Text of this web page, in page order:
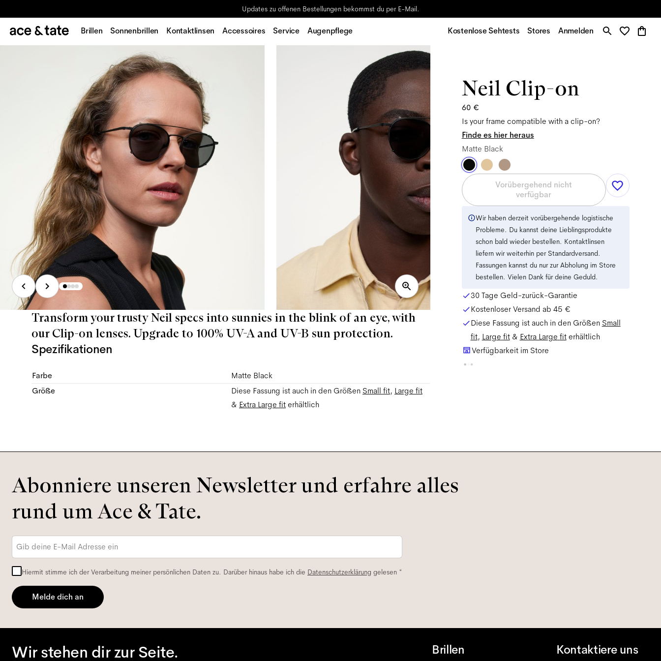
Updates zu offenen Bestellungen bekommst du per E-Mail.
Brillen Sonnenbrillen Kontaktlinsen Accessoires Service Augenpflege Kostenlose Sehtests Stores Anmelden
Transform your trusty Neil specs into sunnies in the blink of an eye, with
our Clip-on lenses. Upgrade to 100% UV-A and UV-B sun protection.
Spezifikationen
Farbe
Matte Black
Größe
Diese Fassung ist auch in den Größen Small fit, Large fit
& Extra Large fiterhältlich
Neil Clip-on
60 €
Is your frame compatible with a clip-on?
Finde es hier heraus
Matte Black
Vorübergehend nicht
verfügbar
Wir haben derzeit vorübergehende logistische
Probleme. Du kannst deine Lieblingsprodukte
schon bald wieder bestellen. Kontaktlinsen
liefern wir weiterhin per Standardversand.
Fassungen kannst du nur zur Abholung im Store
bestellen. Vielen Dank für deine Geduld.
30 Tage Geld-zurück-Garantie
Kostenloser Versand ab 45 €
Diese Fassung ist auch in den Größen Small
fit, Large fit& Extra Large fit erhältlich
Verfügbarkeit im Store
Abonniere unseren Newsletter und erfahre alles
rund um Ace & Tate.
Adresse
Hiermit stimme ich der Verarbeitung meiner persönlichen Daten zu. Darüber hinaus habe ich die Datenschutzerklärung gelesen *
Melde dich an
Wir stehen dir zur Seite.
Brillen
Kontaktiere uns